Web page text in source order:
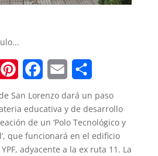
P
a
c
e
m
a
i
h
a
r
San Lorenzo dará un paso
educativa y de desarrollo
de un ‘Polo Tecnológico y
que funcionará en el edificio
adyacente a la ex ruta 11. La